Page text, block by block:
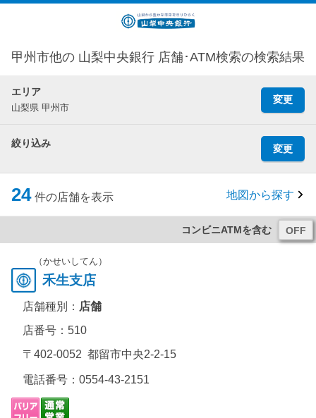
甲州市他の 山梨中央銀行 店舗･ATM検索の検索結果
エリア
山梨県 甲州市
変更
絞り込み 変更
24 件の店舗を表示 地図から探す
コンビニATMを含む
（かせいしてん）
禾生支店
店舗種別： 店舗
店番号：510
〒402-0052 都留市中央2-2-15
電話番号： 0554-43-2151